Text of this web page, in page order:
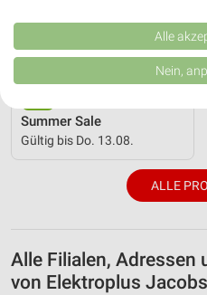
Summer Sale
Gültig bis Do. 13.08.
ALLE
Alle Filialen, Adressen
von Elektroplus
Kombinationen von Daten aus
Verbesserung der Angebote.
von Inhalten.
Daten können außerhalb der
Website/App.
Partnerliste anzeigen (1 IAB-
IAB-Verarbeitungszwecke:
Verwendung reduzierter
Werbeanzeigen
Alle
Nein,